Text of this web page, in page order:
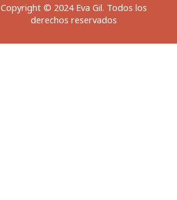
Copyright © 2024 Eva Gil. Todos los
derechos reservados